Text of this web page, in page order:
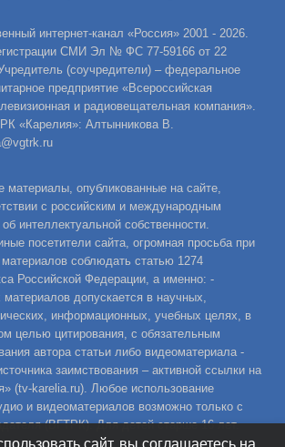
интернет-канал «Россия» 2001 - 2026.
СМИ Эл № ФС 77-59166 от 22
(соучредители) – федеральное
предприятие «Всероссийская
и радиовещательная компания».
«Карелия»: Алтынникова В.
материалы, опубликованные на сайте,
с российским и международным
интеллектуальной собственности.
посетители сайта, огромная просьба при
соблюдать статью 1274
Российской Федерации, а именно: -
допускается в научных,
информационных, учебных целях, в
целью цитирования, с обязательным
автора статьи либо видеоматериала -
заимствования – активной ссылки на
(tv-karelia.ru). Любое использование
и видеоматериалов возможно только с
(ВГТРК). Для детей старше 16 лет.
сайт, вы соглашаетесь на